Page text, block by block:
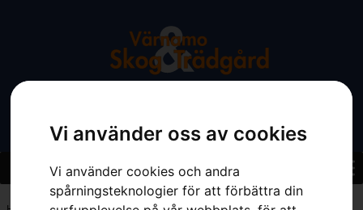
Vi använder oss av cookies
Vi använder cookies och andra
spårningsteknologier för att förbättra din